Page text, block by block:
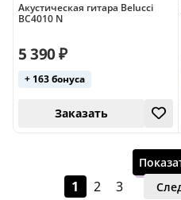
Акустическая гитара Belucci
BC4010 N
5 390 ₽
+ 163 бонуса
1 2 3